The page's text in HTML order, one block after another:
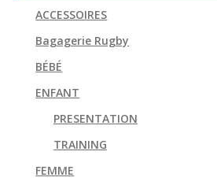
ACCESSOIRES
Bagagerie Rugby
BÉBÉ
ENFANT
PRESENTATION
TRAINING
FEMME